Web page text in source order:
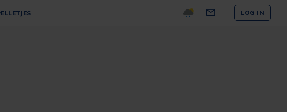
LOG IN